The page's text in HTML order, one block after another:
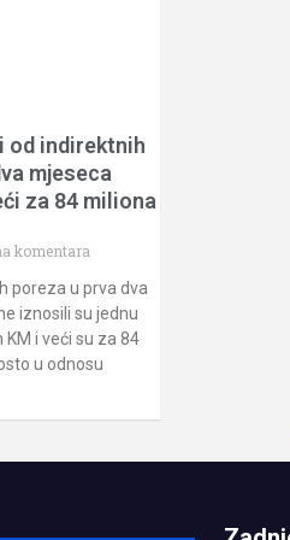
od indirektnih
mjeseca
za 84 miliona
komentara
poreza u prva dva
iznosili su jednu
i veći su za 84
u odnosu